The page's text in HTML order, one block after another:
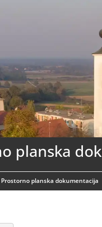
planska
Prostorno planska dokumentacija